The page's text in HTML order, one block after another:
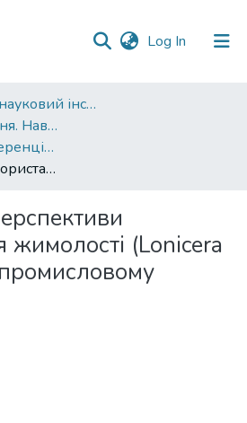
Log In (current)
Навчально-науковий інститут агротехнологій, селекції та екології
Друковані видання. Навчально-науковий інститут агротехнологій, селекції та екології
Статті, тези конференцій. Навчально-науковий інститут агротехнологій, селекції та екології
Перспективи використання жимолості (Lonicera caerulea L.) у промисловому садівництві
жимолості (Lonicera